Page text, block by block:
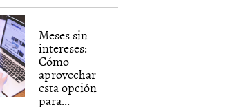
Meses sin
intereses:
Cómo
aprovechar
esta opción
para...